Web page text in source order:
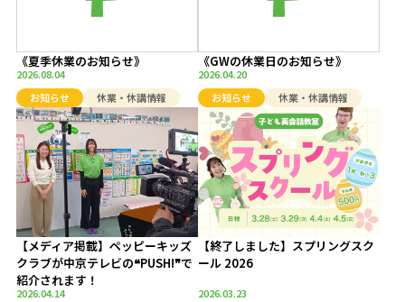
《夏季休業のお知らせ》
2026.08.04
お知らせ
休業・休講情報
《GWの休業日のお知らせ》
2026.04.20
お知らせ
休業・休講情報
【メディア掲載】ペッピーキッズ
クラブが中京テレビの❝PUSH!❞で
紹介されます！
2026.04.14
【終了しました】スプリングスク
ール 2026
2026.03.23